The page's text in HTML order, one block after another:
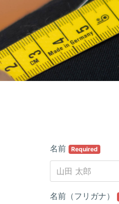
名前 Required
名前（フリガナ）